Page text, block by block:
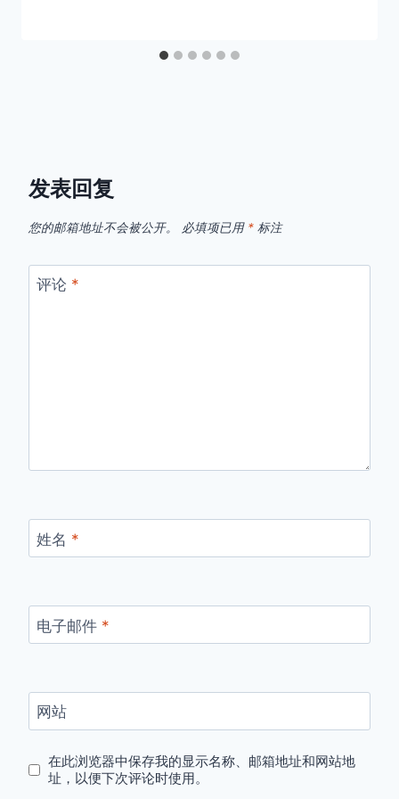
发表回复
您的邮箱地址不会被公开。 必填项已用 * 标注
评论 *
姓名 *
电子邮件 *
网站
在此浏览器中保存我的显示名称、邮箱地址和网站地
址，以便下次评论时使用。